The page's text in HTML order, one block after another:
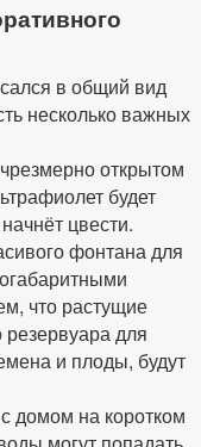
в общий вид
несколько важных
открытом
будет
цвести.
фонтана для
что растущие
для
и плоды, будут
домом на коротком